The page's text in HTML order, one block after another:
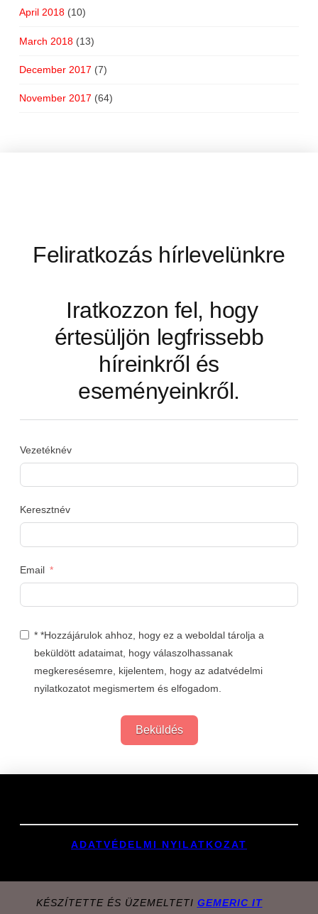
April 2018(10)
March 2018(13)
December 2017 (7)
November 2017 (64)
Feliratkozás hírlevelünkre
Iratkozzon fel, hogy
értesüljön legfrissebb
híreinkről és
eseményeinkről.
Vezetéknév
Keresztnév
Email
* *Hozzájárulok ahhoz, hogy ez a weboldal tárolja a
beküldött adataimat, hogy válaszolhassanak
megkeresésemre, kijelentem, hogy az adatvédelmi
nyilatkozatot megismertem és elfogadom.
Beküldés
ADATVÉDELMI NYILATKOZAT
KÉSZÍTETTE ÉS ÜZEMELTETI GEMERIC IT